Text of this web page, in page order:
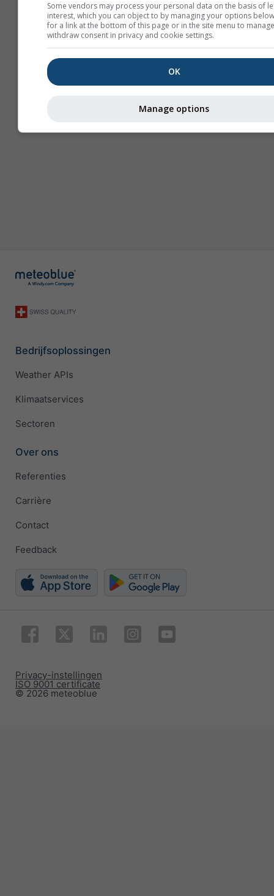
Meer informatie
Bedrijfsoplossingen
Weather APIs
Klimaatservices
Sectoren
Over ons
Referenties
Carrière
Contact
Feedback
© 2026 meteoblue
ISO 9001 certificate
Privacy-instellingen
Some vendors may process your personal data on the basis of
interest, which you can object to by managing your options
for a link at the bottom of this page or in the site menu to
withdraw consent in privacy and cookie settings.
OK
Manage options